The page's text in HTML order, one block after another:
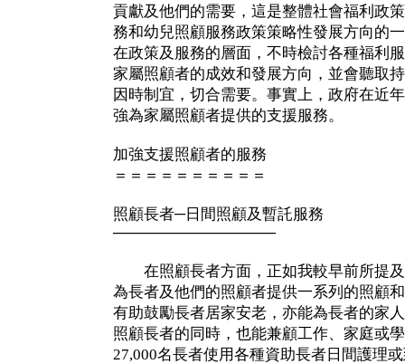
貢獻及他們的需要，這是整體社會福利政
務和幼兒照顧服務政策策略性發展方向的
在政策及服務的層面，不時檢討各種福利
家屬照顧者的成效和發展方向，並會聽取
因時制宜，切合需要。事實上，政府在近
強為家屬照顧者提供的支援服務。
加強支援照顧者的服務
＝＝＝＝＝＝＝＝＝＝
照顧長者─日間照顧及暫託服務
───────────────
在照顧長者方面，正如我較早前所提及
為長者及他們的照顧者提供一系列的照顧
有助鼓勵長者居家安老，亦能為長者的家
照顧長者的同時，也能兼顧工作、家庭或
27,000名長者使用各種資助長者日間護理